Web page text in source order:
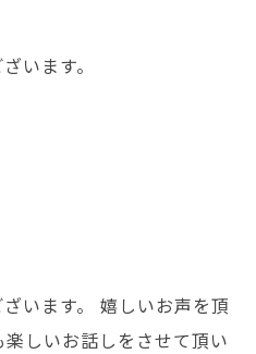
います。
います。 嬉しいお声を頂
しいお話しをさせて頂い